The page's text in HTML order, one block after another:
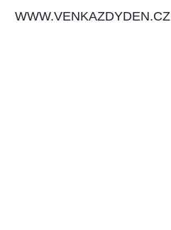
WWW.VENKAZDYDEN.CZ